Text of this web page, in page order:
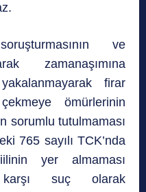
ve
zamanaşımına
yakalanmayarak firar
ömürlerinin
sorumlu tutulmaması
765 sayılı TCK’nda
yer almaması
karşı suç olarak